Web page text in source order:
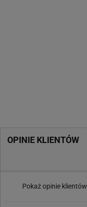
OPINIE KLIENTÓW
Pokaż opinie klientów